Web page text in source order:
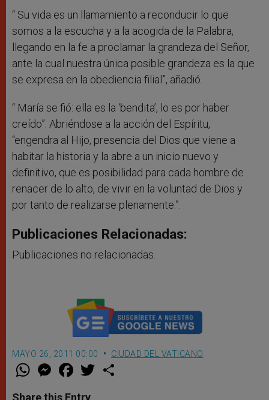
“ Su vida es un llamamiento a reconducir lo que
somos a la escucha y a la acogida de la Palabra,
llegando en la fe a proclamar la grandeza del Señor,
ante la cual nuestra única posible grandeza es la que
se expresa en la obediencia filial”, añadió.
“ María se fió: ella es la ‘bendita’, lo es por haber
creído”. Abriéndose a la acción del Espíritu,
“engendra al Hijo, presencia del Dios que viene a
habitar la historia y la abre a un inicio nuevo y
definitivo, que es posibilidad para cada hombre de
renacer de lo alto, de vivir en la voluntad de Dios y
por tanto de realizarse plenamente.”.
Publicaciones Relacionadas:
Publicaciones no relacionadas.
MAYO 26, 2011 00:00 CIUDAD DEL VATICANO
W
t
M
e
s
F
a
e
w
Share this Entry